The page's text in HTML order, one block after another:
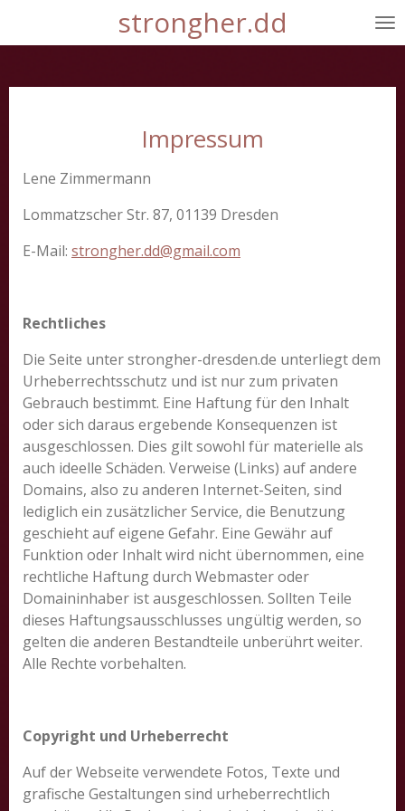
strongher.dd
Impressum
Lene Zimmermann
Lommatzscher Str. 87, 01139 Dresden
E-Mail: strongher.dd@gmail.com
Rechtliches
Die Seite unter strongher-dresden.de unterliegt dem
Urheberrechtsschutz und ist nur zum privaten
Gebrauch bestimmt. Eine Haftung für den Inhalt
oder sich daraus ergebende Konsequenzen ist
ausgeschlossen. Dies gilt sowohl für materielle als
auch ideelle Schäden. Verweise (Links) auf andere
Domains, also zu anderen Internet-Seiten, sind
lediglich ein zusätzlicher Service, die Benutzung
geschieht auf eigene Gefahr. Eine Gewähr auf
Funktion oder Inhalt wird nicht übernommen, eine
rechtliche Haftung durch Webmaster oder
Domaininhaber ist ausgeschlossen. Sollten Teile
dieses Haftungsausschlusses ungültig werden, so
gelten die anderen Bestandteile unberührt weiter.
Alle Rechte vorbehalten.
Copyright und Urheberrecht
Auf der Webseite verwendete Fotos, Texte und
grafische Gestaltungen sind urheberrechtlich